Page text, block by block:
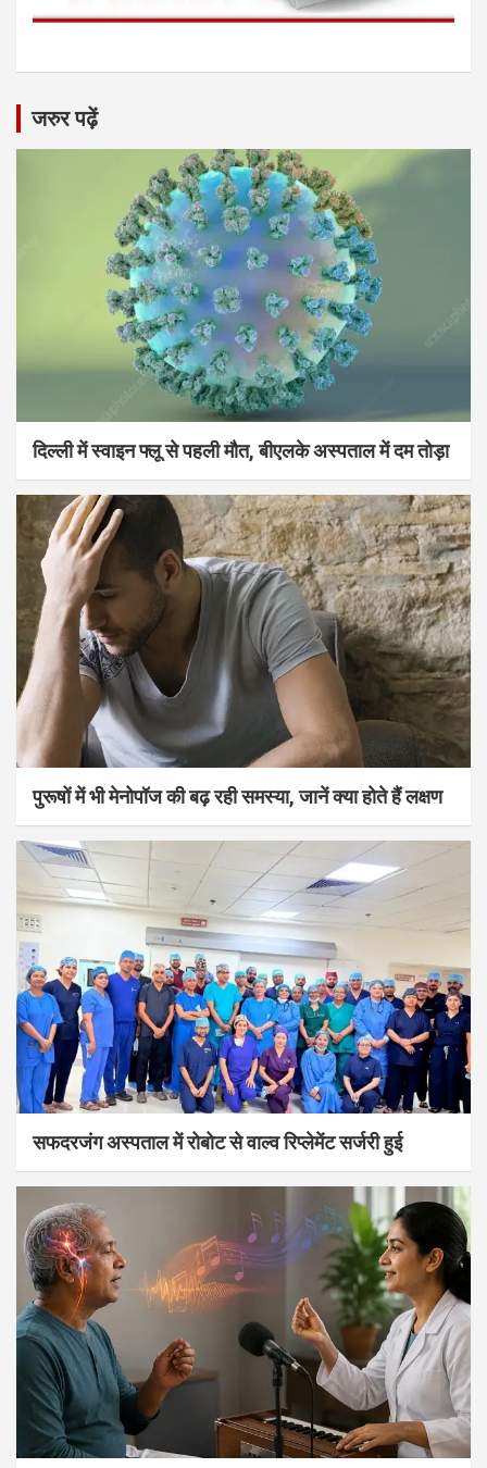
जरुर पढ़ें
दिल्ली में स्वाइन फ्लू से पहली मौत, बीएलके अस्पताल में दम तोड़ा
पुरूषों में भी मेनोपॉज की बढ़ रही समस्या, जानें क्या होते हैं लक्षण
सफदरजंग अस्पताल में रोबोट से वाल्व रिप्लेमेंट सर्जरी हुई